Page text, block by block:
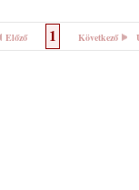
Előző 1 Következő